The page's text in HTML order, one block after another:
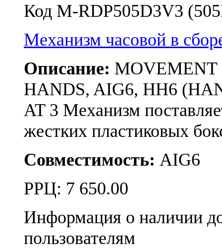
Код M-RDP505D3V3
Механизм часовой в
Описание: MOVEMENT
HANDS, AIG6, HH6
AT 3 Механизм
жестких пластиковых
Совместимость: AIG6
РРЦ: 7 650.00
Информация о наличии
пользователям